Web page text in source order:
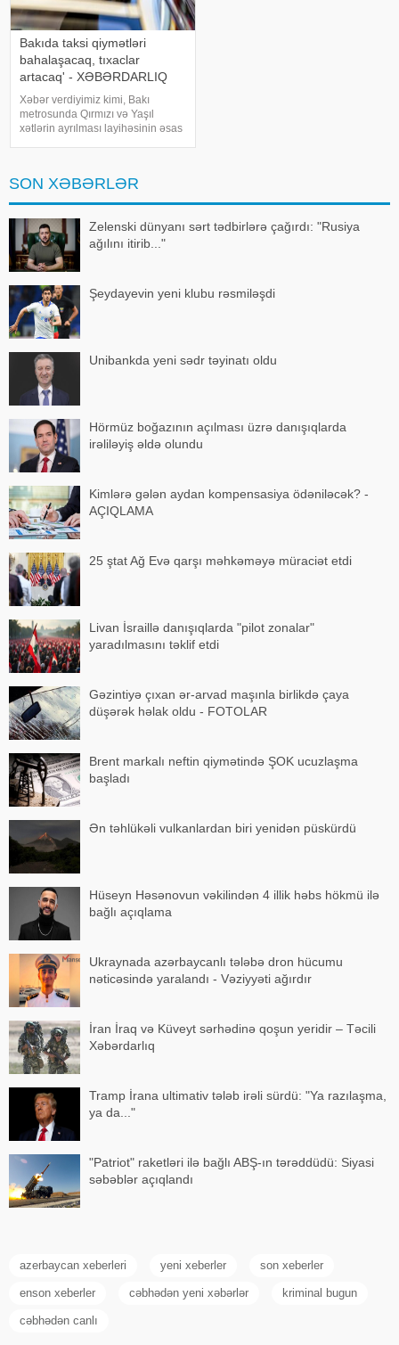
Bakıda taksi qiymətləri
bahalaşacaq, tıxaclar
artacaq' - XƏBƏRDARLIQ
Xəbər verdiyimiz kimi, Bakı
metrosunda Qırmızı və Yaşıl
xətlərin ayrılması layihəsinin əsas
May" stansiyalar
SON XƏBƏRLƏR
Zelenski dünyanı sərt tədbirlərə çağırdı: "Rusiya
ağılını itirib..."
Şeydayevin yeni klubu rəsmiləşdi
Unibankda yeni sədr təyinatı oldu
Hörmüz boğazının açılması üzrə danışıqlarda
irəliləyiş əldə olundu
Kimlərə gələn aydan kompensasiya ödəniləcək? -
AÇIQLAMA
25 ştat Ağ Evə qarşı məhkəməyə müraciət etdi
Livan İsraillə danışıqlarda "pilot zonalar"
yaradılmasını təklif etdi
Gəzintiyə çıxan ər-arvad maşınla birlikdə çaya
düşərək həlak oldu - FOTOLAR
Brent markalı neftin qiymətində ŞOK ucuzlaşma
başladı
Ən təhlükəli vulkanlardan biri yenidən püskürdü
Hüseyn Həsənovun vəkilindən 4 illik həbs hökmü ilə
bağlı açıqlama
Ukraynada azərbaycanlı tələbə dron hücumu
nəticəsində yaralandı - Vəziyyəti ağırdır
İran İraq və Küveyt sərhədinə qoşun yeridir – Təcili
Xəbərdarlıq
Tramp İrana ultimativ tələb irəli sürdü: "Ya razılaşma,
ya da..."
"Patriot" raketləri ilə bağlı ABŞ-ın tərəddüdü: Siyasi
səbəblər açıqlandı
azerbaycan xeberleri yeni xeberler son xeberler
enson xeberler cəbhədən yeni xəbərlər kriminal bugun
cəbhədən canlı